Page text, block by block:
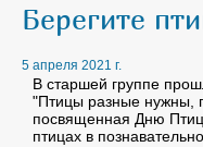
Берегите
5 апреля 2021 г.
В старшей группе
"Птицы разные нужны,
посвященная Дню
птицах в